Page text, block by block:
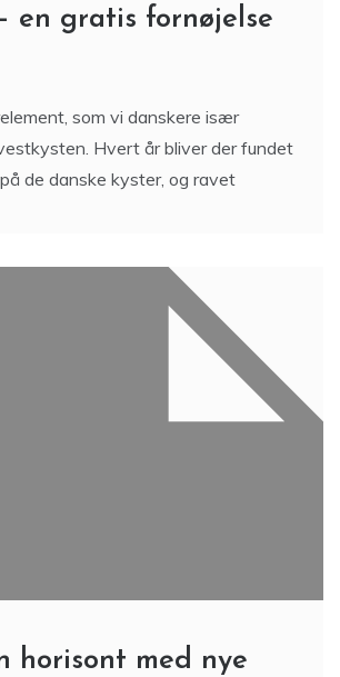
en gratis fornøjelse
som vi danskere især
Hvert år bliver der fundet
de danske kyster, og ravet
horisont med nye